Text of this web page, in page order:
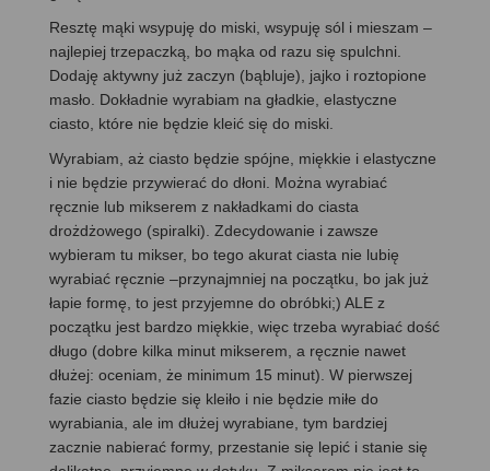
Resztę mąki wsypuję do miski, wsypuję sól i mieszam –
najlepiej trzepaczką, bo mąka od razu się spulchni.
Dodaję aktywny już zaczyn (bąbluje), jajko i roztopione
masło. Dokładnie wyrabiam na gładkie, elastyczne
ciasto, które nie będzie kleić się do miski.
Wyrabiam, aż ciasto będzie spójne, miękkie i elastyczne
i nie będzie przywierać do dłoni. Można wyrabiać
ręcznie lub mikserem z nakładkami do ciasta
drożdżowego (spiralki). Zdecydowanie i zawsze
wybieram tu mikser, bo tego akurat ciasta nie lubię
wyrabiać ręcznie –przynajmniej na początku, bo jak już
łapie formę, to jest przyjemne do obróbki;) ALE z
początku jest bardzo miękkie, więc trzeba wyrabiać dość
długo (dobre kilka minut mikserem, a ręcznie nawet
dłużej: oceniam, że minimum 15 minut). W pierwszej
fazie ciasto będzie się kleiło i nie będzie miłe do
wyrabiania, ale im dłużej wyrabiane, tym bardziej
zacznie nabierać formy, przestanie się lepić i stanie się